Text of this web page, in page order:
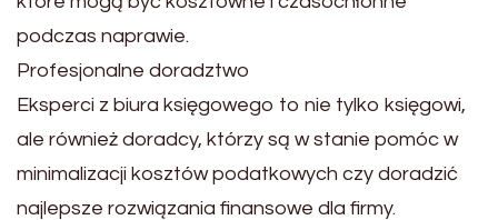
podczas naprawie.
Profesjonalne doradztwo
Eksperci z biura księgowego to nie tylko księgowi,
ale również doradcy, którzy są w stanie pomóc w
minimalizacji kosztów podatkowych czy doradzić
najlepsze rozwiązania finansowe dla firmy.